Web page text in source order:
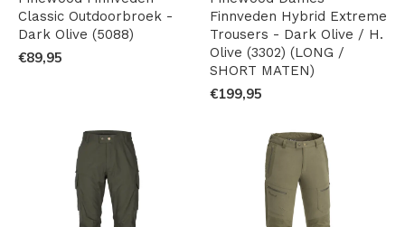
Classic Outdoorbroek -
Dark Olive (5088)
€89,95
Finnveden Hybrid Extreme
Trousers - Dark Olive / H.
Olive (3302) (LONG /
SHORT MATEN)
€199,95